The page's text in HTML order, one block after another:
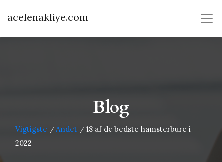
acelenakliye.com
Blog
Vigtigste / Andet / 18 af de bedste hamsterbure i
2022